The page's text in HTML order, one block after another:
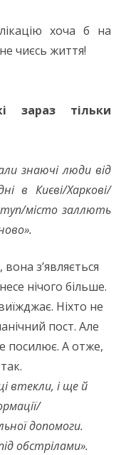
хоча б на
чиєсь життя!
зараз тільки
знаючі люди від
в Києві/Харкові/
місто заллють
з’являється
нічого більше.
Ніхто не
пост. Але
посилює. А отже,
втекли, і ще й
допомоги.
обстрілами».